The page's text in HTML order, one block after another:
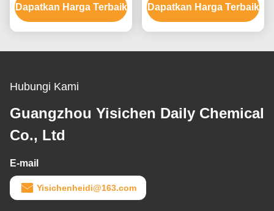
level
Dapatkan Harga Terbaik
Ammonium Hydroxide
Dapatkan Harga Terbaik
Hubungi Kami
Guangzhou Yisichen Daily Chemical
Co., Ltd
E-mail
Yisichenheidi@163.com